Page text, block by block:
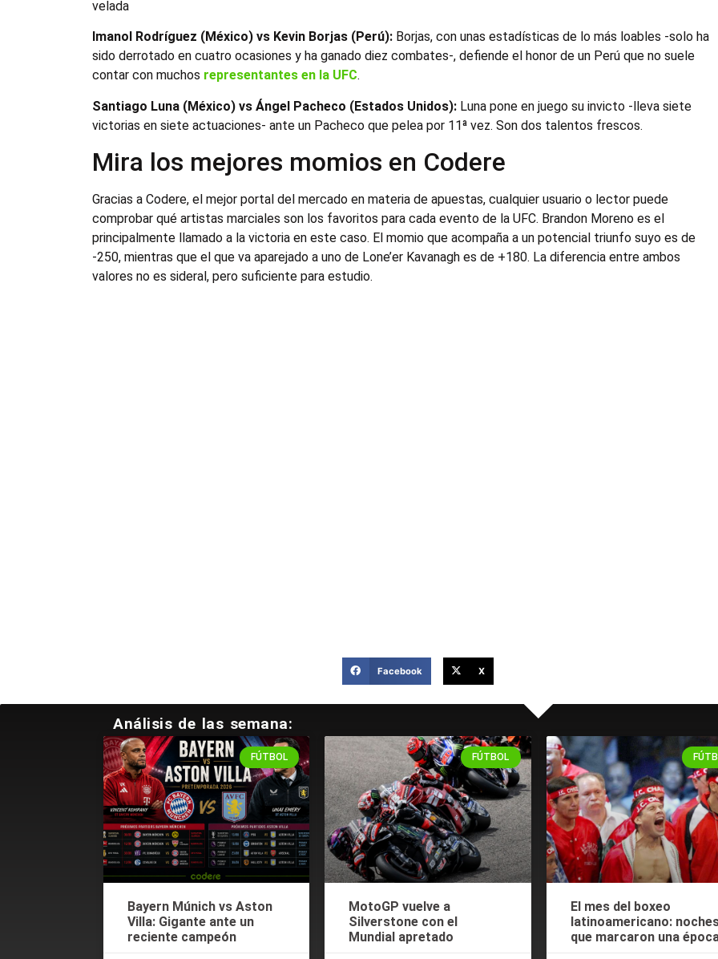
velada
Imanol Rodríguez (México) vs Kevin Borjas (Perú): Borjas, con unas estadísticas de lo más loables -solo ha
sido derrotado en cuatro ocasiones y ha ganado diez combates-, defiende el honor de un Perú que no suele
contar con muchos representantes en la UFC.
Santiago Luna (México) vs Ángel Pacheco (Estados Unidos): Luna pone en juego su invicto -lleva siete
victorias en siete actuaciones- ante un Pacheco que pelea por 11ª vez. Son dos talentos frescos.
Mira los mejores momios en Codere
Gracias a Codere, el mejor portal del mercado en materia de apuestas, cualquier usuario o lector puede
comprobar qué artistas marciales son los favoritos para cada evento de la UFC. Brandon Moreno es el
principalmente llamado a la victoria en este caso. El momio que acompaña a un potencial triunfo suyo es de
-250, mientras que el que va aparejado a uno de Lone’er Kavanagh es de +180. La diferencia entre ambos
valores no es sideral, pero suficiente para estudio.
Facebook X
Análisis de las semana:
FÚTBOL
Bayern Múnich vs Aston
Villa: Gigante ante un
reciente campeón
FÚTBOL
MotoGP vuelve a
Silverstone con el
Mundial apretado
El mes del boxeo
latinoamericano:
que marcaron una